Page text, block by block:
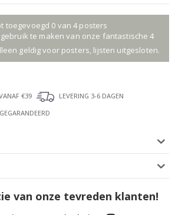
toegevoegd 0 van 4 posters
te maken van onze fantastische 4
geldig voor posters, lijsten uitgesloten.
€39
LEVERING 3-6 DAGEN
van onze tevreden klanten!